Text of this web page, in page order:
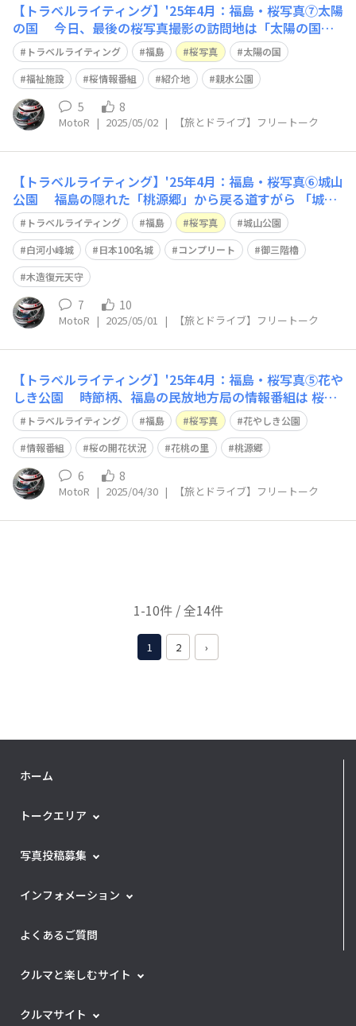
【トラベルライティング】'25年4月：福島・桜写真⑦太陽
の国 今日、最後の桜写真撮影の訪問地は「太陽の国」
こんなところ、知る人はいるのか？🙄 小峰城からクル
マで10分 福祉施設「太陽の国」に向かいました。 福
島・白河ICの直ぐ側、山荘のまでの通り道 ココは完全
に、桜情報番組の紹介地です
トラベルライティング 福島 桜写真
太陽の国
福祉施設
桜情報番組 紹介地 親水公園
5 8
MotoR | 2025/05/02 | 【旅とドライブ】フリートーク
【トラベルライティング】'25年4月：福島・桜写真⑥城山
公園 福島の隠れた「桃源郷」から戻る道すがら 「城山
公園」に立ち寄ります。 すでに満開の盛りは過ぎた、と
の情報ですが 桜🌸写真が目的と言うよりは… 「白河小峰
城」が有るから😀 福島にある日本100名城は 会津「鶴
ヶ城」・二本松「霞ヶ城」
トラベルライティング 福島 桜写真
城山公園
白河小峰城
日本100名城 コンプリート
御三階櫓
木造復元天守
7 10
MotoR | 2025/05/01 | 【旅とドライブ】フリートーク
【トラベルライティング】'25年4月：福島・桜写真⑤花や
しき公園 時節柄、福島の民放地方局の情報番組は 桜の
開花状況や名所からの中継で、一色です😀 そのお陰で、
昨年は「観音寺川の桜並木」を知りました。 福島の桃
源郷と言えば、花見山公園が余りにも有名 番組では、朝
の9時には駐車場が満車になった
トラベルライティング 福島 桜写真
花やしき公園
情報番組
桜の開花状況 花桃の里 桃源郷
6 8
MotoR | 2025/04/30 | 【旅とドライブ】フリートーク
1-10件 / 全14件
1 2 ›
ホーム
トークエリア
写真投稿募集
インフォメーション
よくあるご質問
クルマと楽しむサイト
クルマサイト